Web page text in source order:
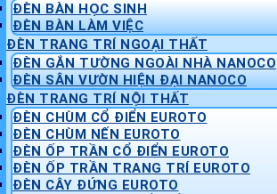
ĐÈN BÀN HỌC SINH
ĐÈN BÀN LÀM VIỆC
ĐÈN TRANG TRÍ NGOẠI THẤT
ĐÈN GẮN TƯỜNG NGOÀI NHÀ NANOCO
ĐÈN SÂN VƯỜN HIỆN ĐẠI NANOCO
ĐÈN TRANG TRÍ NỘI THẤT
ĐÈN CHÙM CỔ ĐIỂN EUROTO
ĐÈN CHÙM NẾN EUROTO
ĐÈN ỐP TRẦN CỔ ĐIỂN EUROTO
ĐÈN ỐP TRẦN TRANG TRÍ EUROTO
ĐÈN CÂY ĐỨNG EUROTO